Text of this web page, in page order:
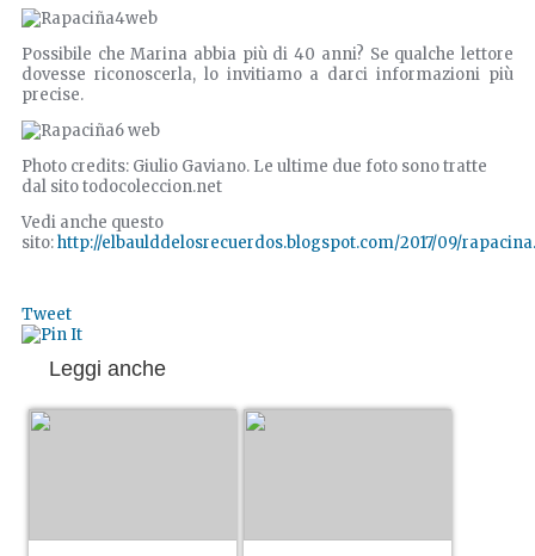
Possibile che Marina abbia più di 40 anni? Se qualche lettore
dovesse riconoscerla, lo invitiamo a darci informazioni più
precise.
Photo credits: Giulio Gaviano. Le ultime due foto sono tratte
dal sito todocoleccion.net
Vedi anche questo
sito:http://elbaulddelosrecuerdos.blogspot.com/2017/09/
Tweet
Leggi anche